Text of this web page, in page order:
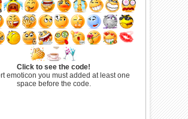
Click to see the code!
emoticon you must added at least one
space before the code.